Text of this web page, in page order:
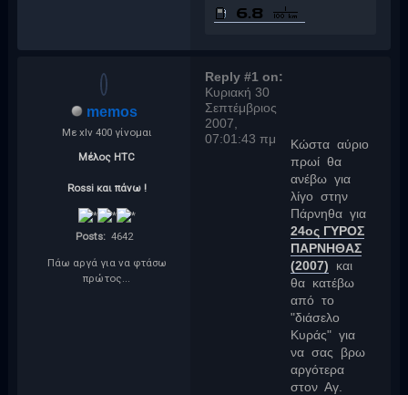
memos
Με xlv 400 γίνομαι
Μέλος HTC
Rossi και πάνω !
Posts: 4642
Πάω αργά για να φτάσω
πρώτος...
Reply #1 on:
Κυριακή 30
Σεπτέμβριος
2007,
07:01:43 πμ
Κώστα αύριο
πρωί θα
ανέβω για
λίγο στην
Πάρνηθα για
24ος ΓΥΡΟΣ
ΠΑΡΝΗΘΑΣ
(2007) και
θα κατέβω
από το
"διάσελο
Κυράς" για
να σας βρω
αργότερα
στον Αγ.